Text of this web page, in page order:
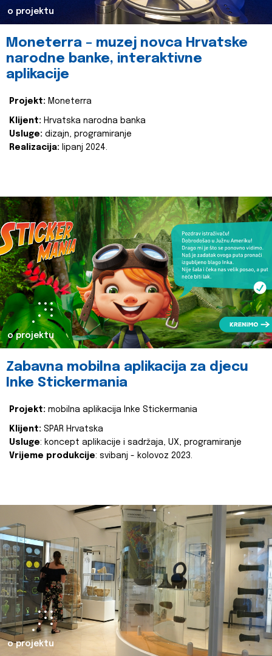
o projektu
Moneterra – muzej novca Hrvatske
narodne banke, interaktivne
aplikacije
Projekt: Moneterra
Klijent: Hrvatska narodna banka
Usluge: dizajn, programiranje
Realizacija: lipanj 2024.
o projektu
Zabavna mobilna aplikacija za djecu
Inke Stickermania
Projekt: mobilna aplikacija Inke Stickermania
Klijent: SPAR Hrvatska
Usluge: koncept aplikacije i sadržaja, UX, programiranje
Vrijeme produkcije: svibanj - kolovoz 2023.
o projektu